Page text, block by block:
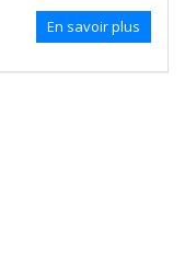
En savoir plus